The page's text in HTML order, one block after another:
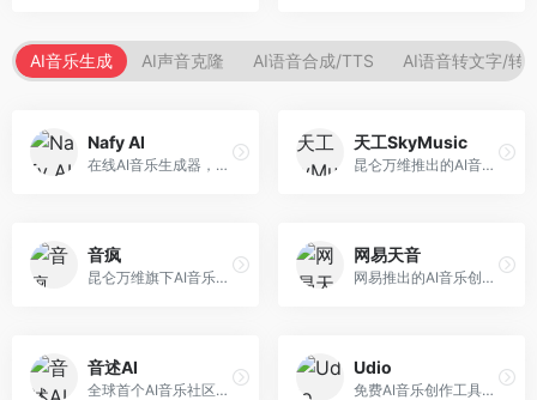
AI音乐生成 AI声音克隆 AI语音合成/TTS AI语音转文字/转
Nafy AI
在线AI音乐生成器，专注于快速音乐创作。面向内容创作者，支持多种风格音乐生成，操作简便，生成速度快，适合快速配乐需求。
天工SkyMusic
昆仑万维推出的AI音乐创作平台，基于天工大模型。面向音乐创作者，支持歌词生成、旋律创作、音乐编曲等服务，中文音乐创作能力强。
音疯
昆仑万维旗下AI音乐创作平台，专注于音乐内容生成。面向音乐爱好者和内容创作者，提供多种风格音乐生成，操作简便，创作速度快。
网易天音
网易推出的AI音乐创作工具，支持作词、作曲与编曲。面向音乐爱好者和独立音乐人，提供歌词生成、旋律创作、编曲制作等服务，与网易云音乐生态深度整合。
音述AI
全球首个AI音乐社区平台，整合创作与分享功能。面向音乐创作者和爱好者，提供音乐创作、作品分享、社区交流等服务，社区氛围活跃。
Udio
免费AI音乐创作工具，专注于高质量音乐生成。面向音乐创作者和内容制作者，支持多种音乐风格生成，音质专业，创作自由度高，适合专业音乐制作场景。